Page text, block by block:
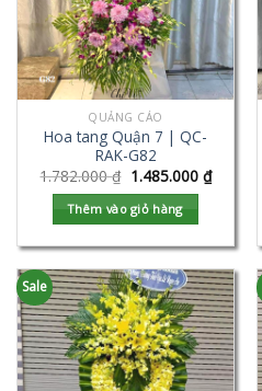
QUẢNG CÁO
Hoa tang Quận 7 | QC-
RAK-G82
1.782.000₫ 1.485.000 ₫
Thêm vào giỏ hàng
Sale